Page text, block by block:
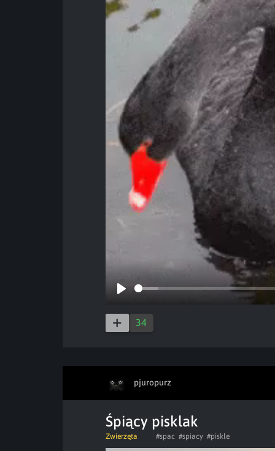
34
pjuropurz
Śpiący pisklak
Zwierzęta #spac #spiacy #piskle